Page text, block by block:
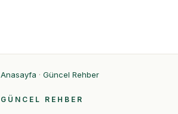
Anasayfa · Güncel Rehber
GÜNCEL REHBER